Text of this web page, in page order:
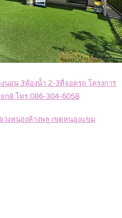
นอน 3ห้องน้ำ 2-3ที่จอดรถ โครงการ
ก8 โทร.086-304-6058
งหนองค้างพลู เขตหนองแขม